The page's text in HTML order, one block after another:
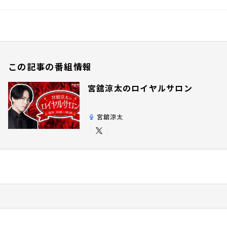
この記事の番組情報
宮舘涼太のロイヤルサロン
宮舘涼太